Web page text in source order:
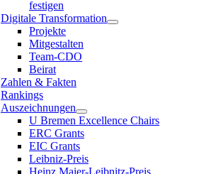
festigen
Digitale Transformation
Projekte
Mitgestalten
Team-CDO
Beirat
Zahlen & Fakten
Rankings
Auszeichnungen
U Bremen Excellence Chairs
ERC Grants
EIC Grants
Leibniz-Preis
Heinz Maier-Leibnitz-Preis